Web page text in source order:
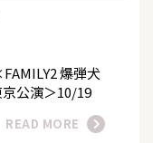
爆弾犬
公演＞10/19
READ MORE